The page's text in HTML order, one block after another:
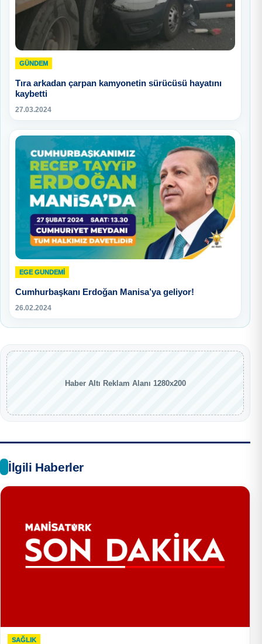
GÜNDEM
Tıra arkadan çarpan kamyonetin sürücüsü hayatını
kaybetti
27.03.2024
EGE GUNDEMİ
Cumhurbaşkanı Erdoğan Manisa’ya geliyor!
26.02.2024
Haber Altı Reklam Alanı 1280x200
İlgili Haberler
SAĞLIK